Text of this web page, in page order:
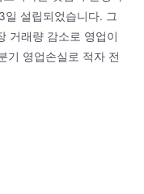
설립되었습니다. 그
거래량 감소로 영업이
기 영업손실로 적자 전